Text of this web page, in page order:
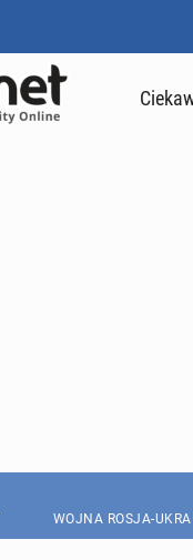
WOJNA ROSJA-